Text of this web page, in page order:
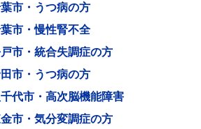
市・うつ病の方
市・慢性腎不全
市・統合失調症の方
市・うつ病の方
代市・高次脳機能障害
市・気分変調症の方